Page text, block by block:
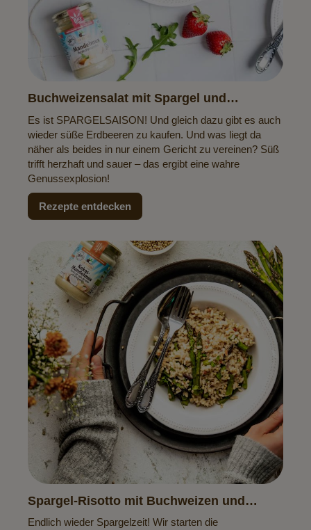
Buchweizensalat mit Spargel und
Es ist SPARGELSAISON! Und gleich dazu gibt es auch
wieder süße Erdbeeren zu kaufen. Und was liegt da
näher als beides in nur einem Gericht zu vereinen? Süß
trifft herzhaft und sauer – das ergibt eine wahre
Genussexplosion!
Rezepte entdecken
Spargel-Risotto mit Buchweizen und
Endlich wieder Spargelzeit! Wir starten die